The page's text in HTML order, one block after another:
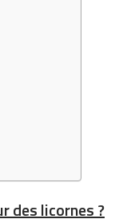
des licornes ?